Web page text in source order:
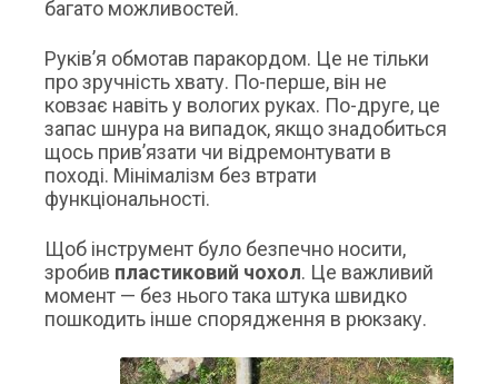
багато можливостей.
Руків’я обмотав паракордом. Це не тільки
про зручність хвату. По-перше, він не
ковзає навіть у вологих руках. По-друге, це
запас шнура на випадок, якщо знадобиться
щось прив’язати чи відремонтувати в
поході. Мінімалізм без втрати
функціональності.
Щоб інструмент було безпечно носити,
зробив пластиковий чохол. Це важливий
момент — без нього така штука швидко
пошкодить інше спорядження в рюкзаку.